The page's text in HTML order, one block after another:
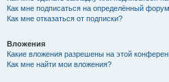
Как мне подписаться на определённый
Как мне отказаться от подписки?
Вложения
Какие вложения разрешены на этой
Как мне найти мои вложения?